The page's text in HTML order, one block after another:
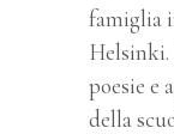
famiglia
Helsinki.
poesie e
della